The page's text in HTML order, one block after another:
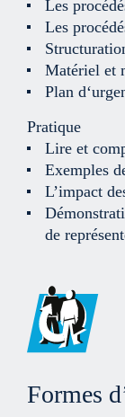
Les
Les
Matériel et
Plan
Pratique
Lire et
Exemples
L’impact
de
Formes